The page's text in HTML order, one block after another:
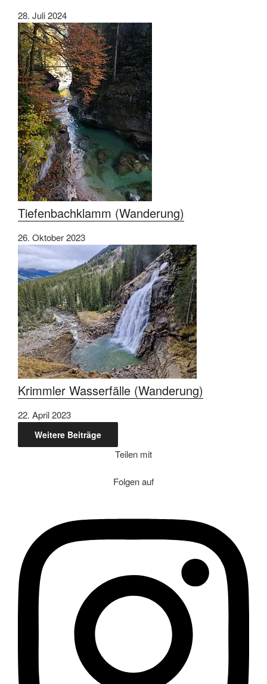
28. Juli 2024
Tiefenbachklamm (Wanderung)
26. Oktober 2023
Krimmler Wasserfälle (Wanderung)
22. April 2023
Weitere Beiträge
Teilen mit
Folgen auf